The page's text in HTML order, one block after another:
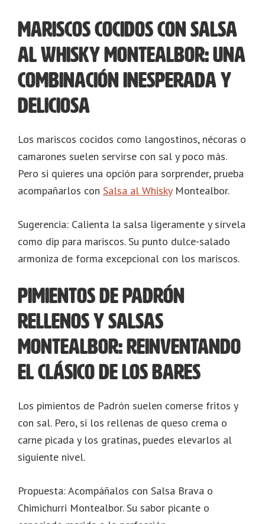
Mariscos cocidos con Salsa
al Whisky Montealbor: Una
combinación inesperada y
deliciosa
Los mariscos cocidos como langostinos, nécoras o
camarones suelen servirse con sal y poco más.
Pero si quieres una opción para sorprender, prueba
acompañarlos con Salsa al WhiskyMontealbor.
Sugerencia: Calienta la salsa ligeramente y sírvela
como dip para mariscos. Su punto dulce-salado
armoniza de forma excepcional con los mariscos.
Pimientos de Padrón
rellenos y salsas
Montealbor: Reinventando
el clásico de los bares
Los pimientos de Padrón suelen comerse fritos y
con sal. Pero, si los rellenas de queso crema o
carne picada y los gratinas, puedes elevarlos al
siguiente nivel.
Propuesta: Acompáñalos con Salsa Brava o
Chimichurri Montealbor. Su sabor picante o